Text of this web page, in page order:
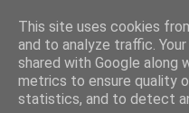
This site uses cookies
and to analyze traffic.
shared with Google along
metrics to ensure quality
statistics, and to detect